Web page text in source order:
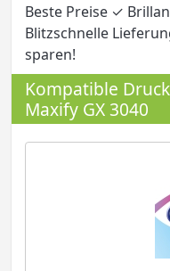
Beste Preise ✓
Blitzschnelle
sparen!
Kompatible
Maxify GX 3040